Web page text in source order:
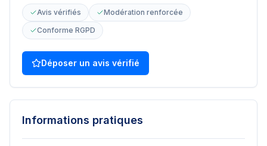
Avis vérifiés
Modération renforcée
Conforme RGPD
Déposer un avis vérifié
Informations pratiques